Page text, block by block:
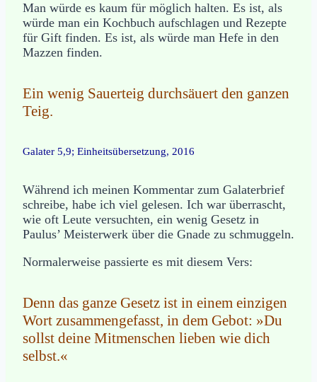
Man würde es kaum für möglich halten. Es ist, als
würde man ein Kochbuch aufschlagen und Rezepte
für Gift finden. Es ist, als würde man Hefe in den
Mazzen finden.
Ein wenig Sauerteig durchsäuert den ganzen
Teig.
Galater 5,9; Einheitsübersetzung, 2016
Während ich meinen Kommentar zum Galaterbrief
schreibe, habe ich viel gelesen. Ich war überrascht,
wie oft Leute versuchten, ein wenig Gesetz in
Paulus’ Meisterwerk über die Gnade zu schmuggeln.
Normalerweise passierte es mit diesem Vers:
Denn das ganze Gesetz ist in einem einzigen
Wort zusammengefasst, in dem Gebot: »Du
sollst deine Mitmenschen lieben wie dich
selbst.«